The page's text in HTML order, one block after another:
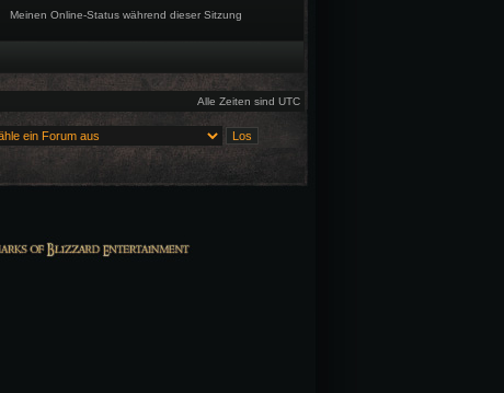
Meinen Online-Status während dieser Sitzung
Alle Zeiten sind UTC